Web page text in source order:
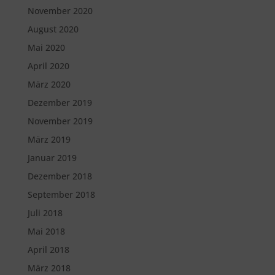
November 2020
August 2020
Mai 2020
April 2020
März 2020
Dezember 2019
November 2019
März 2019
Januar 2019
Dezember 2018
September 2018
Juli 2018
Mai 2018
April 2018
März 2018